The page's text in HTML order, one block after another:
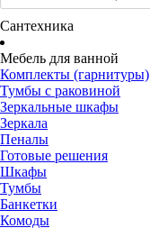
Сантехника
Мебель для ванной
Комплекты (гарнитуры)
Тумбы с раковиной
Зеркальные шкафы
Зеркала
Пеналы
Готовые решения
Шкафы
Тумбы
Банкетки
Комоды